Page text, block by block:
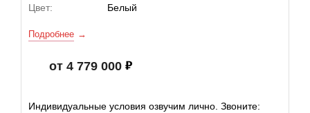
Цвет:
Белый
Подробнее
от 4 779 000
Индивидуальные условия озвучим лично. Звоните: